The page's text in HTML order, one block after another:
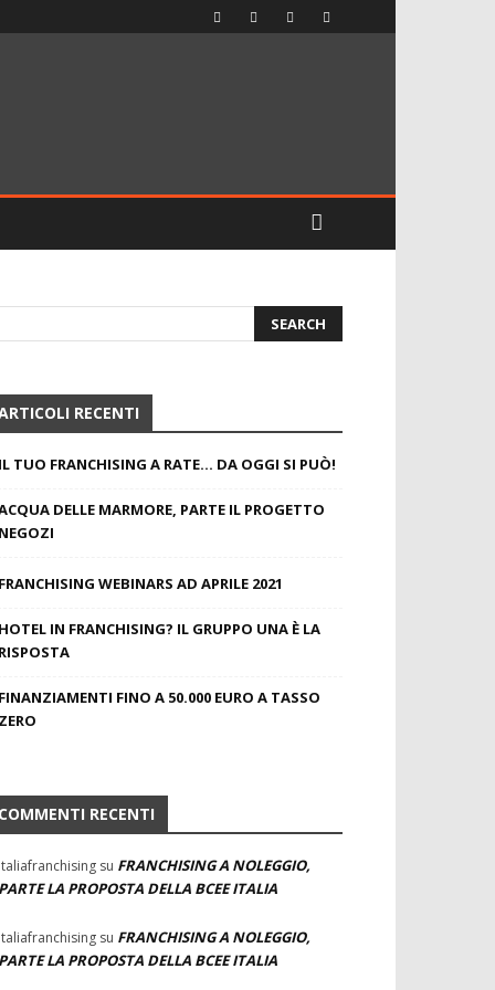
RECENTI
TUO FRANCHISING A RATE… DA OGGI SI PUÒ!
DELLE MARMORE, PARTE IL PROGETTO
WEBINARS AD APRILE 2021
IN FRANCHISING? IL GRUPPO UNA È LA
FINO A 50.000 EURO A TASSO
RECENTI
su FRANCHISING A NOLEGGIO,
LA PROPOSTA DELLA BCEE ITALIA
su FRANCHISING A NOLEGGIO,
LA PROPOSTA DELLA BCEE ITALIA